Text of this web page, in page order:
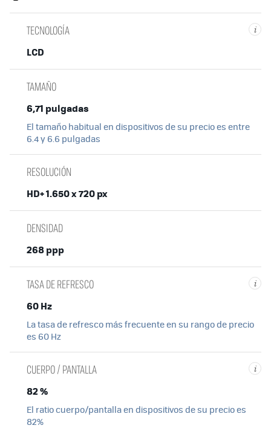
i
TECNOLOGÍA
LCD
TAMAÑO
6,71 pulgadas
El tamaño habitual en dispositivos de su precio es entre
6.4 y 6.6 pulgadas
RESOLUCIÓN
HD+ 1.650 x 720 px
DENSIDAD
268 ppp
i
TASA DE REFRESCO
60 Hz
La tasa de refresco más frecuente en su rango de precio
es 60 Hz
i
CUERPO / PANTALLA
82 %
El ratio cuerpo/pantalla en dispositivos de su precio es
82%